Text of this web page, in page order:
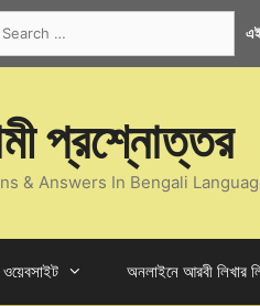
প্রশ্নোত্তর
& Answers In Bengali
অনলাইনে আরবী লিখার